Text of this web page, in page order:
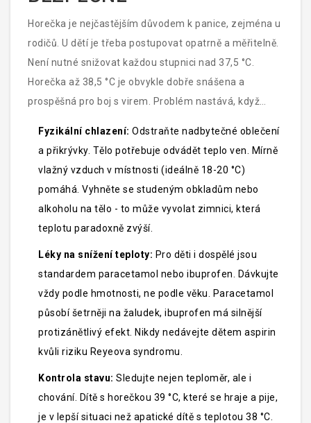
Horečka je nejčastějším důvodem k panice, zejména u
rodičů. U dětí je třeba postupovat opatrně a měřitelně.
Není nutné snižovat každou stupnici nad 37,5 °C.
Horečka až 38,5 °C je obvykle dobře snášena a
prospěšná pro boj s virem. Problém nastává, když
a bolestmi.
Fyzikální chlazení: Odstraňte nadbytečné oblečení
a přikrývky. Tělo potřebuje odvádět teplo ven. Mírně
vlažný vzduch v místnosti (ideálně 18-20 °C)
pomáhá. Vyhněte se studeným obkladům nebo
alkoholu na tělo - to může vyvolat zimnici, která
teplotu paradoxně zvýší.
Léky na snížení teploty: Pro děti i dospělé jsou
standardem paracetamol nebo ibuprofen. Dávkujte
vždy podle hmotnosti, ne podle věku. Paracetamol
působí šetrněji na žaludek, ibuprofen má silnější
protizánětlivý efekt. Nikdy nedávejte dětem aspirin
kvůli riziku Reyeova syndromu.
Kontrola stavu: Sledujte nejen teploměr, ale i
chování. Dítě s horečkou 39 °C, které se hraje a pije,
je v lepší situaci než apatické dítě s teplotou 38 °C.